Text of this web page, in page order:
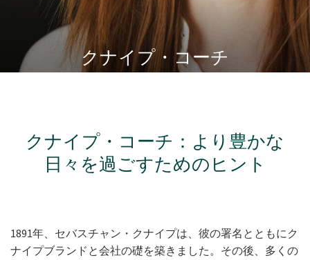
クナイプ・コーチ
クナイプ・コーチ：より豊かな
日々を過ごすためのヒント
1891年、セバスチャン・クナイプは、彼の署名とともにク
ナイプブランドと会社の礎を築きました。その後、多くの